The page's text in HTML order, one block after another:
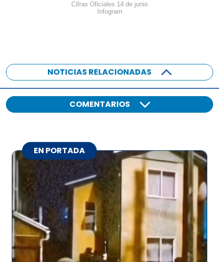
Cifras Oficiales 14 de junio
Infogram
NOTICIAS RELACIONADAS
COMENTARIOS
EN PORTADA